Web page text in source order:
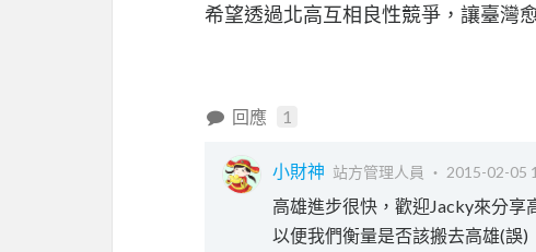
希望透過北高互相良性競爭，讓臺灣
回應 1
小財神 站方管理人員 ‧ 2015-02-05
高雄進步很快，歡迎Jacky來分享
以便我們衡量是否該搬去高雄(誤)